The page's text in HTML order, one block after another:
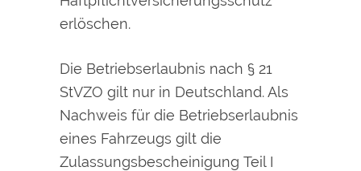
erlöschen.
Die Betriebserlaubnis nach § 21
StVZO gilt nur in Deutschland. Als
Nachweis für die Betriebserlaubnis
eines Fahrzeugs gilt die
Zulassungsbescheinigung Teil I